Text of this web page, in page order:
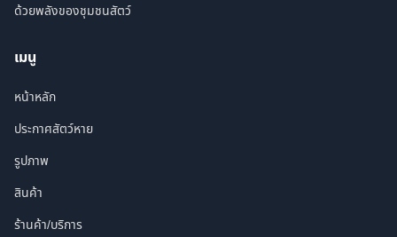
ด้วยพลังของชุมชนสัตว์
เมนู
หน้าหลัก
ประกาศสัตว์หาย
รูปภาพ
สินค้า
ร้านค้า/บริการ